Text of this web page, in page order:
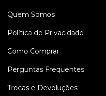
Quem Somos
Política de Privacidade
Como Comprar
Perguntas Frequentes
Trocas e Devoluções